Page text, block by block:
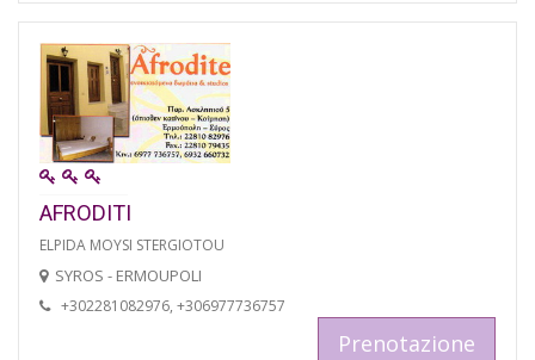
AFRODITI
ELPIDA MOYSI STERGIOTOU
SYROS - ERMOUPOLI
+302281082976, +306977736757
Prenotazione